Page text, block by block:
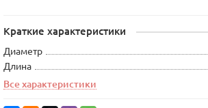
Краткие характеристики
Диаметр
Длина
Все характеристики